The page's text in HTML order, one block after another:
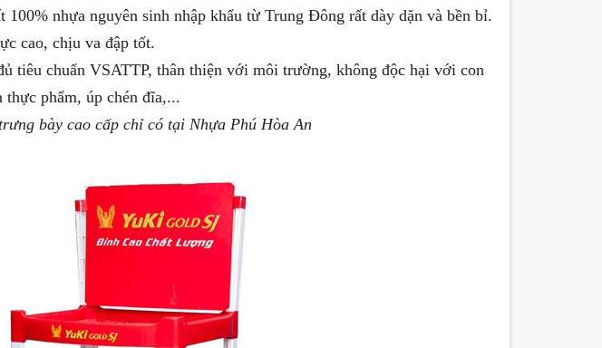
nhựa nguyên sinh nhập khẩu từ Trung Đông rất dày dặn và bền bỉ.
cao, chịu va đập tốt.
tiêu chuẩn VSATTP, thân thiện với môi trường, không độc hại với con
thực phẩm, úp chén đĩa,...
bày cao cấp chỉ có tại Nhựa Phú Hòa An